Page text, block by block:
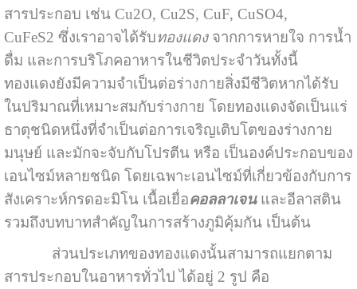
สารประกอบ เช่น Cu2O, Cu2S, CuF, CuSO4,
CuFeS2 ซึ่งเราอาจได้รับทองแดง จากการหายใจ การน้ำ
ดื่ม และการบริโภคอาหารในชีวิตประจำวันทั้งนี้
ทองแดงยังมีความจำเป็นต่อร่างกายสิ่งมีชีวิตหากได้รับ
ในปริมาณที่เหมาะสมกับร่างกาย โดยทองแดงจัดเป็นแร่
ธาตุชนิดหนึ่งที่จำเป็นต่อการเจริญเติบโตของร่างกาย
มนุษย์ และมักจะจับกับโปรตีน หรือ เป็นองค์ประกอบของ
เอนไซม์หลายชนิด โดยเฉพาะเอนไซม์ที่เกี่ยวข้องกับการ
สังเคราะห์กรดอะมิโน เนื้อเยื่อคอลลาเจน และอีลาสติน
รวมถึงบทบาทสำคัญในการสร้างภูมิคุ้มกัน เป็นต้น
ส่วนประเภทของทองแดงนั้นสามารถแยกตาม
สารประกอบในอาหารทั่วไป ได้อยู่ 2 รูป คือ